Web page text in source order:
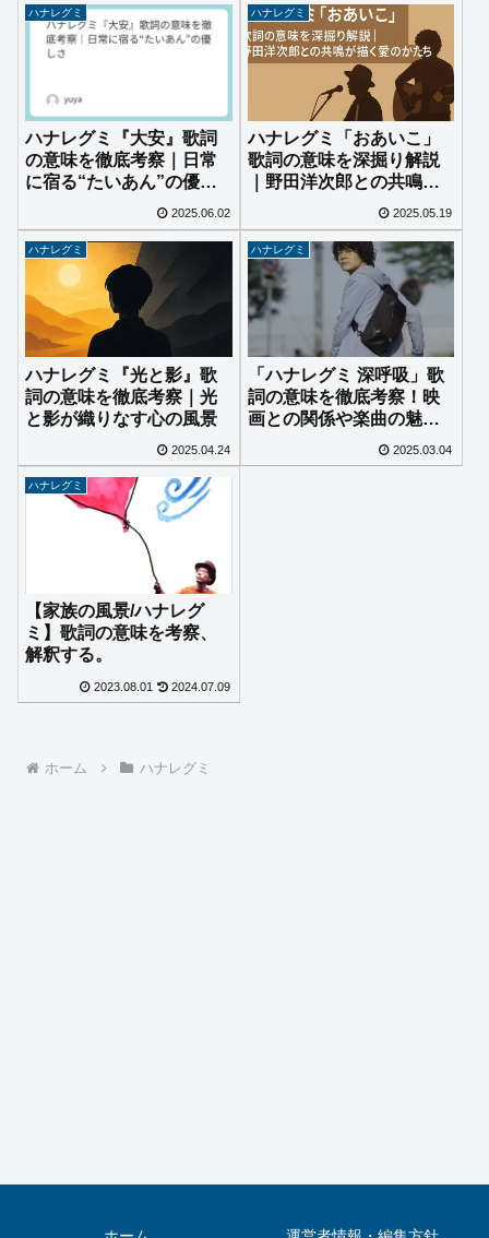
ハナレグミ
ハナレグミ『大安』歌詞
の意味を徹底考察｜日常
に宿る“たいあん”の優し
2025.06.02
ハナレグミ
ハナレグミ「おあいこ」
歌詞の意味を深掘り解説
｜野田洋次郎との共鳴が
2025.05.19
ハナレグミ
ハナレグミ『光と影』歌
詞の意味を徹底考察｜光
と影が織りなす心の風景
2025.04.24
ハナレグミ
「ハナレグミ 深呼吸」歌
詞の意味を徹底考察！映
画との関係や楽曲の魅力
2025.03.04
ハナレグミ
【家族の風景/ハナレグ
ミ】歌詞の意味を考察、
解釈する。
2023.08.01 2024.07.09
ホーム ハナレグミ